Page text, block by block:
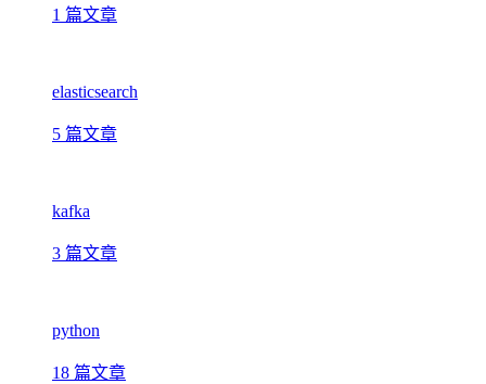
1 篇文章
elasticsearch
5 篇文章
kafka
3 篇文章
python
18 篇文章